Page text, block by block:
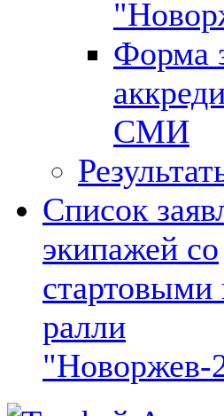
Форма
СМИ
Список
экипажей со
ралли
"Новоржев-